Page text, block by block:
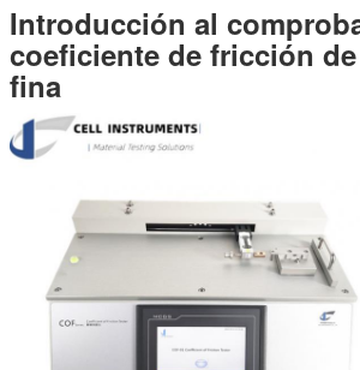
Introducción al
coeficiente de fricción
fina